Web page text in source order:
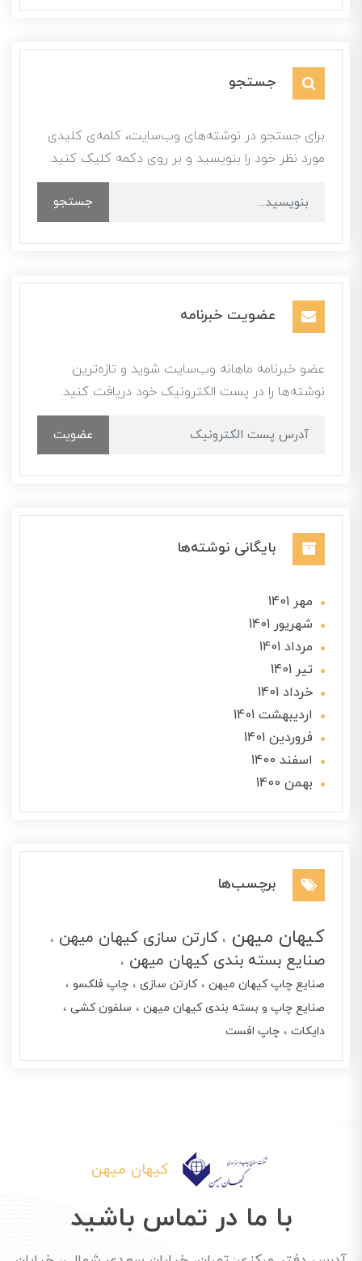
جستجو
برای جستجو در نوشته‌های وب‌سایت، کلمه‌ی کلیدی
مورد نظر خود را بنویسید و بر روی دکمه کلیک کنید.
جستجو
عضویت خبرنامه
عضو خبرنامه ماهانه وب‌سایت شوید و تازه‌ترین
نوشته‌ها را در پست الکترونیک خود دریافت کنید.
عضویت
بایگانی نوشته‌ها
مهر 1401
شهریور 1401
مرداد 1401
تير 1401
خرداد 1401
ارديبهشت 1401
فروردین 1401
اسفند 1400
بهمن 1400
برچسب‌ها
کیهان میهن
کارتن سازی کیهان میهن
صنایع بسته بندی کیهان میهن
صنایع چاپ کیهان میهن کارتن سازی
چاپ فلکسو
صنایع چاپ و بسته بندی کیهان میهن
سلفون کشی
دایکات
چاپ افست
کیهان میهن
با ما در تماس باشید